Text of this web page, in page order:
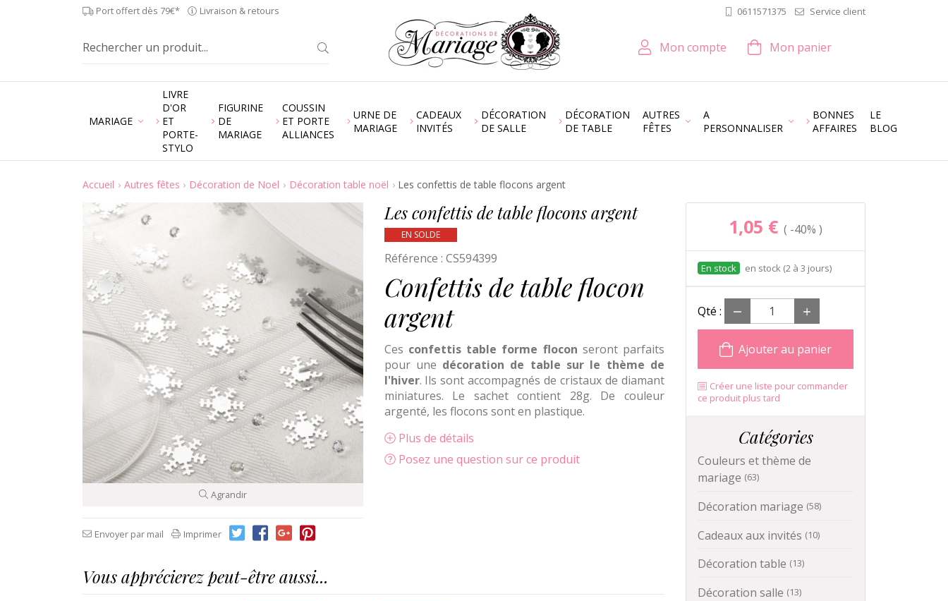
Port offert dès 79€* Livraison & retours 0611571375 Service client
Mon compte Mon panier
MARIAGE
LIVRE
D'OR
ET
PORTE-
STYLO
FIGURINE
DE
MARIAGE
COUSSIN
ET PORTE
ALLIANCES
URNE DE
MARIAGE
CADEAUX
INVITÉS
DÉCORATION
DE SALLE
DÉCORATION
DE TABLE
AUTRES
FÊTES
A
PERSONNALISER
BONNES
AFFAIRES
LE
BLOG
Accueil Autres fêtes Décoration de Noel Décoration table noël Les confettis de table flocons argent
Agrandir
Envoyer par mail Imprimer
Les confettis de table flocons argent
EN SOLDE
Référence : CS594399
Confettis de table flocon
argent
Ces confettis table forme flocon seront parfaits
pour une décoration de table sur le thème de
l'hiver. Ils sont accompagnés de cristaux de diamant
miniatures. Le sachet contient 28g. De couleur
argenté, les flocons sont en plastique.
Plus de détails
Posez une question sur ce produit
Vous apprécierez peut-être aussi...
1,05 € -40%
en stock (2 à 3 jours)
Qté :
Ajouter au panier
Créer une liste pour commander
ce produit plus tard
Catégories
Couleurs et thème de
mariage (63)
Décoration mariage (58)
Cadeaux aux invités (10)
Décoration table (13)
Décoration salle (13)